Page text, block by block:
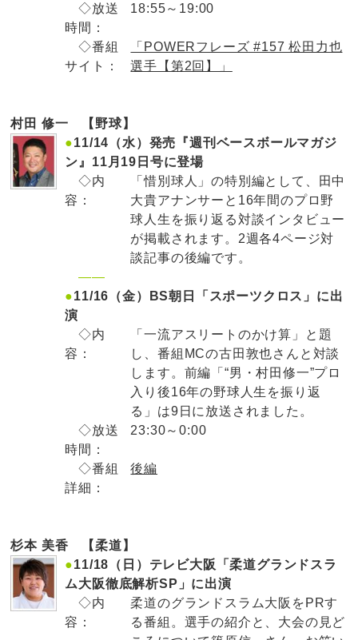
◇放送
時間：
18:55～19:00
◇番組
サイト：
「POWERフレーズ #157 松田力也
選手【第2回】」
村田 修一 【野球】
●11/14（水）発売『週刊ベースボールマガジ
ン』11月19日号に登場
◇内
容：
「惜別球人」の特別編として、田中
大貴アナンサーと16年間のプロ野
球人生を振り返る対談インタビュー
が掲載されます。2週各4ページ対
談記事の後編です。
——
●11/16（金）BS朝日「スポーツクロス」に出
演
◇内
容：
「一流アスリートのかけ算」と題
し、番組MCの古田敦也さんと対談
します。前編「“男・村田修一”プロ
入り後16年の野球人生を振り返
る」は9日に放送されました。
◇放送
時間：
23:30～0:00
◇番組
詳細：
後編
杉本 美香 【柔道】
●11/18（日）テレビ大阪「柔道グランドスラ
ム大阪徹底解析SP」に出演
◇内
容：
柔道のグランドスラム大阪をPRす
る番組。選手の紹介と、大会の見ど